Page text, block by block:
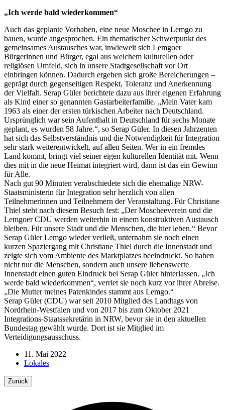
„Ich werde bald wiederkommen“
Auch das geplante Vorhaben, eine neue Moschee in Lemgo zu
bauen, wurde angesprochen. Ein thematischer Schwerpunkt des
gemeinsames Austausches war, inwieweit sich Lemgoer
Bürgerinnen und Bürger, egal aus welchem kulturellen oder
religiösen Umfeld, sich in unsere Stadtgesellschaft vor Ort
einbringen können. Dadurch ergeben sich große Bereicherungen –
geprägt durch gegenseitigen Respekt, Toleranz und Anerkennung
der Vielfalt. Serap Güler berichtete dazu aus ihrer eigenen Erfahrung
als Kind einer so genannten Gastarbeiterfamilie. „Mein Vater kam
1963 als einer der ersten türkischen Arbeiter nach Deutschland.
Ursprünglich war sein Aufenthalt in Deutschland für sechs Monate
geplant, es wurden 58 Jahre.“, so Serap Güler. In diesen Jahrzenten
hat sich das Selbstverständnis und die Notwendigkeit für Integration
sehr stark weiterentwickelt, auf allen Seiten. Wer in ein fremdes
Land kommt, bringt viel seiner eigen kulturellen Identität mit. Wenn
dies mit in die neue Heimat integriert wird, dann ist das ein Gewinn
für Alle.
Nach gut 90 Minuten verabschiedete sich die ehemalige NRW-
Staatsministerin für Integration sehr herzlich von allen
Teilnehmerinnen und Teilnehmern der Veranstaltung. Für Christiane
Thiel steht nach diesem Besuch fest: „Der Moscheeverein und die
Lemgoer CDU werden weiterhin in einem konstruktiven Austausch
bleiben. Für unsere Stadt und die Menschen, die hier leben.“ Bevor
Serap Güler Lemgo wieder verließ, unternahm sie noch einen
kurzen Spaziergang mit Christiane Thiel durch die Innenstadt und
zeigte sich vom Ambiente des Marktplatzes beeindruckt. So haben
nicht nur die Menschen, sondern auch unsere liebenswerte
Innenstadt einen guten Eindruck bei Serap Güler hinterlassen. „Ich
werde bald wiederkommen“, verriet sie noch kurz vor ihrer Abreise.
„Die Mutter meines Patenkindes stammt aus Lemgo.“
Serap Güler (CDU) war seit 2010 Mitglied des Landtags von
Nordrhein-Westfalen und von 2017 bis zum Oktober 2021
Integrations-Staatssekretärin in NRW, bevor sie in den aktuellen
Bundestag gewählt wurde. Dort ist sie Mitglied im
Verteidigungsausschuss.
11. Mai 2022
Lokales